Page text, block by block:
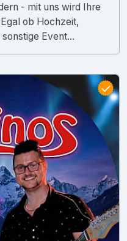
- mit uns wird Ihre
ob Hochzeit,
Event...